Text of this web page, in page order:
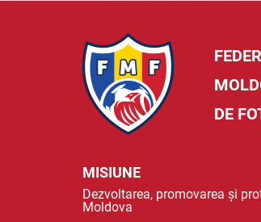
DE
MISIUNE
Dezvoltarea, promovarea și
Moldova